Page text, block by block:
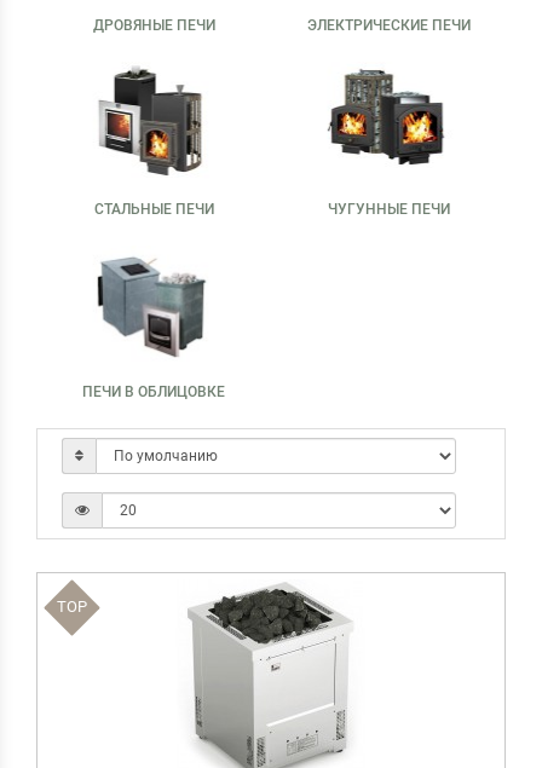
ДРОВЯНЫЕ ПЕЧИ ЭЛЕКТРИЧЕСКИЕ ПЕЧИ
СТАЛЬНЫЕ ПЕЧИ ЧУГУННЫЕ ПЕЧИ
ПЕЧИ В ОБЛИЦОВКЕ
TOP